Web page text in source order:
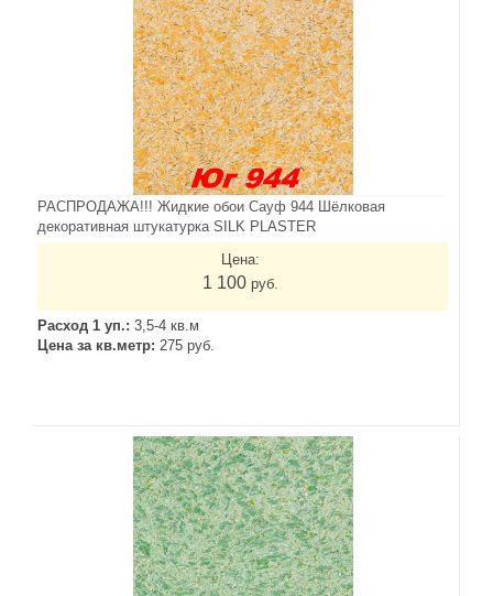
РАСПРОДАЖА!!! Жидкие обои Сауф 944 Шёлковая
декоративная штукатурка SILK PLASTER
Цена:
1 100 руб.
Расход 1 уп.: 3,5-4 кв.м
Цена за кв.метр: 275 руб.